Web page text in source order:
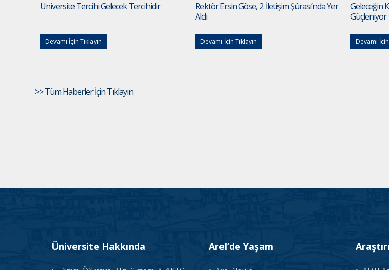
Üniversite Tercihi Gelecek Tercihidir
Devamı İçin Tıklayın
Rektör Ersin Göse, 2. İletişim Şûrası’nda Yer
Aldı
Devamı İçin Tıklayın
Geleceğin
Güçleniyor
Devamı İçin
>> Tüm Haberler İçin Tıklayın
Üniversite Hakkında Arel’de Yaşam